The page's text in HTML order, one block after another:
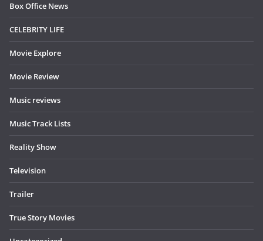
Box Office News
CELEBRITY LIFE
Movie Explore
Movie Review
Music reviews
Music Track Lists
Reality Show
Television
Trailer
True Story Movies